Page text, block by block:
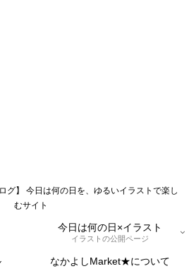
グ】 今日は何の日を、ゆるいイラストで楽し
むサイト
今日は何の日×イラスト
イラストの公開ページ
なかよしMarket★について